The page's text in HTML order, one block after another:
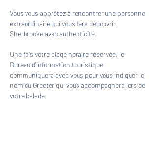
Vous vous apprêtez à rencontrer une personne
extraordinaire qui vous fera découvrir
Sherbrooke avec authenticité.
Une fois votre plage horaire réservée, le
Bureau d'information touristique
communiquera avec vous pour vous indiquer le
nom du Greeter qui vous accompagnera lors de
votre balade.